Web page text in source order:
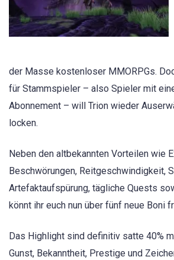
der Masse kostenloser MMORPGs.
für Stammspieler – also Spieler mit
Abonnement – will Trion wieder
locken.
Neben den altbekannten Vorteilen wie
Beschwörungen, Reitgeschwindigkeit,
Artefaktaufspürung, tägliche Quests
könnt ihr euch nun über fünf neue Boni
Das Highlight sind definitiv satte 40%
Gunst, Bekanntheit, Prestige und